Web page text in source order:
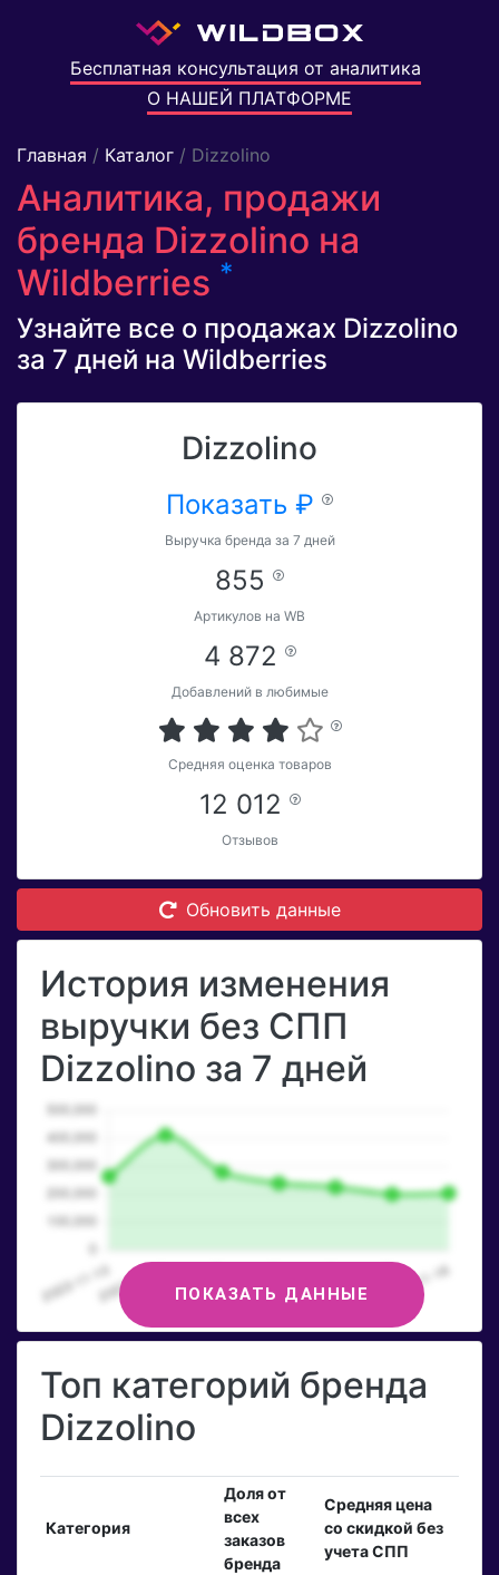
Бесплатная консультация от аналитика
О НАШЕЙ ПЛАТФОРМЕ
Главная / Каталог / Dizzolino
Аналитика, продажи
бренда Dizzolino на
Wildberries *
Узнайте все о продажах Dizzolino
за 7 дней на Wildberries
Dizzolino
Показать ₽
Выручка бренда за 7 дней
855
Артикулов на WB
4 872
Добавлений в любимые
Средняя оценка товаров
12 012
Отзывов
Обновить данные
История изменения
выручки без СПП
Dizzolino за 7 дней
ПОКАЗАТЬ ДАННЫЕ
Топ категорий бренда
Dizzolino
Категория
Доля от
всех
заказов
бренда
Средняя цена
со скидкой без
учета СПП